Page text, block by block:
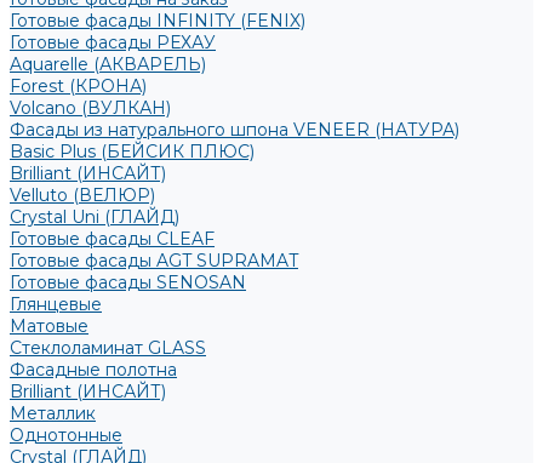
Готовые фасады INFINITY (FENIX)
Готовые фасады РЕХАУ
Aquarelle (АКВАРЕЛЬ)
Forest (КРОНА)
Volcano (ВУЛКАН)
Фасады из натурального шпона VENEER (НАТУРА)
Basic Plus (БЕЙСИК ПЛЮС)
Brilliant (ИНСАЙТ)
Velluto (ВЕЛЮР)
Crystal Uni (ГЛАЙД)
Готовые фасады CLEAF
Готовые фасады AGT SUPRAMAT
Готовые фасады SENOSAN
Глянцевые
Матовые
Стеклоламинат GLASS
Фасадные полотна
Brilliant (ИНСАЙТ)
Металлик
Однотонные
Crystal (ГЛАЙД)